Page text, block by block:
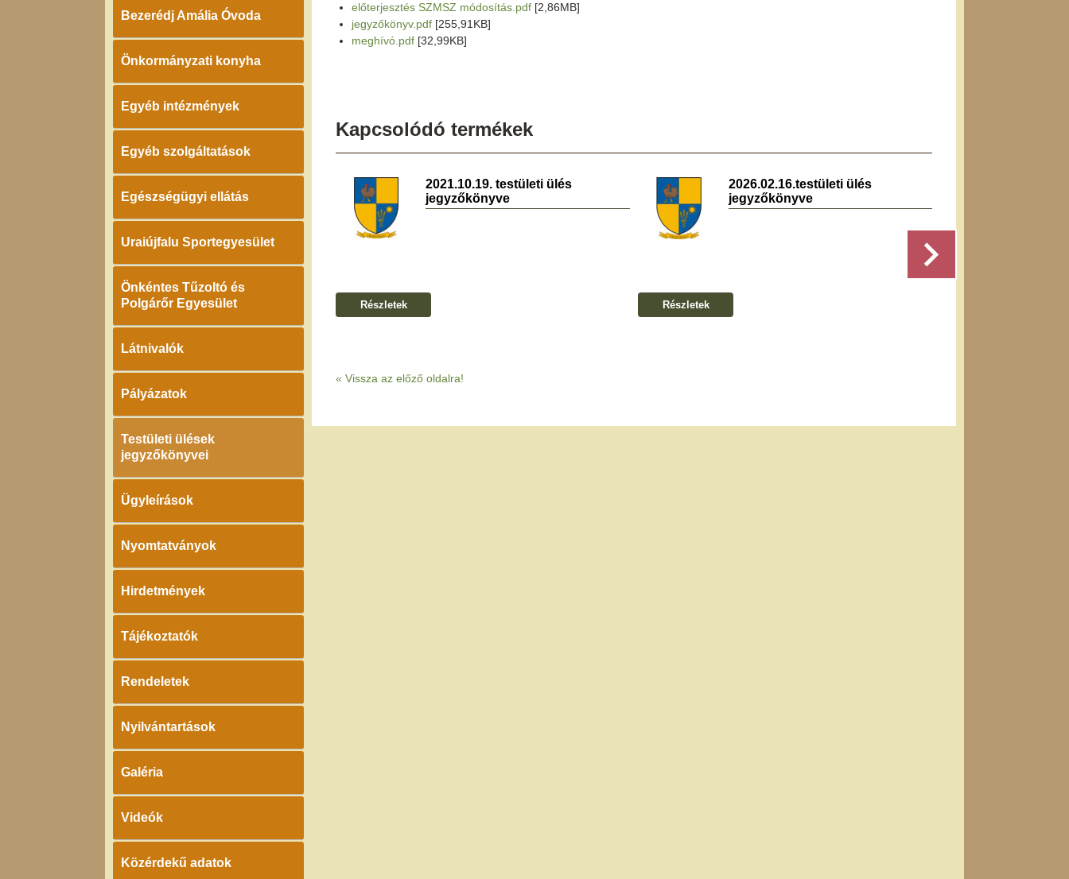
Bezerédj Amália Óvoda
Önkormányzati konyha
Egyéb intézmények
Egyéb szolgáltatások
Egészségügyi ellátás
Uraiújfalu Sportegyesület
Önkéntes Tűzoltó és
Polgárőr Egyesület
Látnivalók
Pályázatok
Testületi ülések
jegyzőkönyvei
Ügyleírások
Nyomtatványok
Hirdetmények
Tájékoztatók
Rendeletek
Nyilvántartások
Galéria
Videók
Közérdekű adatok
előterjesztés SZMSZ módosítás.pdf [2,86MB]
jegyzőkönyv.pdf [255,91KB]
meghívó.pdf [32,99KB]
Kapcsolódó termékek
2021.10.19. testületi ülés
jegyzőkönyve
Részletek
2026.02.16.testületi ülés
jegyzőkönyve
Részletek
« Vissza az előző oldalra!